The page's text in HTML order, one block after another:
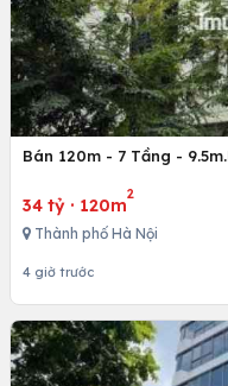
Bán 120m - 7 Tầng -
34 tỷ · 120m
2
Thành phố Hà Nội
4 giờ trước